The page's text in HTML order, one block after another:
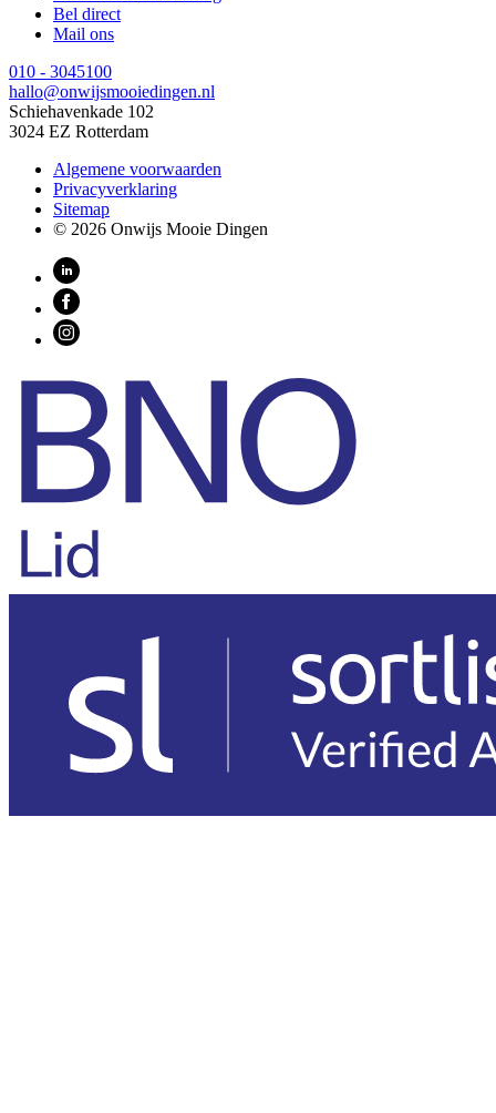
Bel direct
Mail ons
010 - 3045100
hallo@onwijsmooiedingen.nl
Schiehavenkade 102
3024 EZ Rotterdam
Algemene voorwaarden
Privacyverklaring
Sitemap
© 2026 Onwijs Mooie Dingen